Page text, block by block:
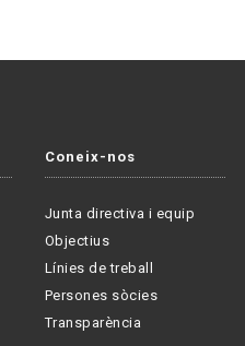
Coneix-nos
Junta directiva i equip
Objectius
Línies de treball
Persones sòcies
Transparència